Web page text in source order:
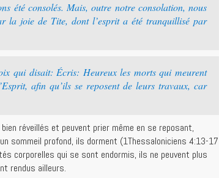
été consolés. Mais, outre notre consolation, nous
la joie de Tite, dont l’esprit a été tranquillisé par
qui disait: Écris: Heureux les morts qui meurent
afin qu’ils se reposent de leurs travaux, car
réveillés et peuvent prier même en se reposant,
sommeil profond, ils dorment (1Thessaloniciens 4:13-17
corporelles qui se sont endormis, ils ne peuvent plus
rendus ailleurs.